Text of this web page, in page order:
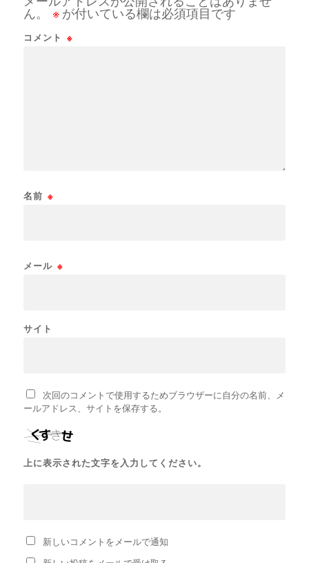
ん。
※ が付いている欄は必須項目です
コメント ※
名前 ※
メール ※
サイト
次回のコメントで使用するためブラウザーに自分の名前、メ
ールアドレス、サイトを保存する。
上に表示された文字を入力してください。
新しいコメントをメールで通知